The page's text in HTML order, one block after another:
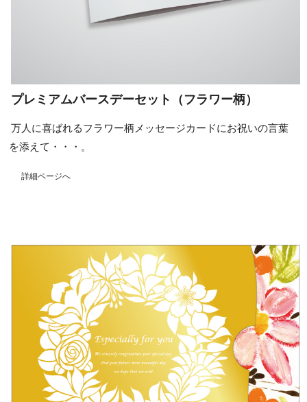
プレミアムバースデーセット（フラワー柄）
万人に喜ばれるフラワー柄メッセージカードにお祝いの言葉
を添えて・・・。
詳細ページへ